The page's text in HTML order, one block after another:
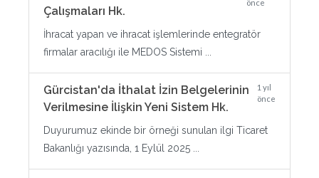
Çalışmaları Hk.
önce
İhracat yapan ve ihracat işlemlerinde entegratör
firmalar aracılığı ile MEDOS Sistemi ...
Gürcistan'da İthalat İzin Belgelerinin
Verilmesine İlişkin Yeni Sistem Hk.
1 yıl
önce
Duyurumuz ekinde bir örneği sunulan ilgi Ticaret
Bakanlığı yazısında, 1 Eylül 2025 ...